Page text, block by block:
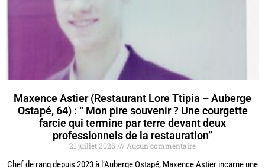
Maxence Astier (Restaurant Lore Ttipia – Auberge
Ostapé, 64) : “ Mon pire souvenir ? Une courgette
farcie qui termine par terre devant deux
professionnels de la restauration”
21 juillet 2026 Aucun commentaire
Chef de rang depuis 2023 à l’Auberge Ostapé, Maxence Astier incarne une